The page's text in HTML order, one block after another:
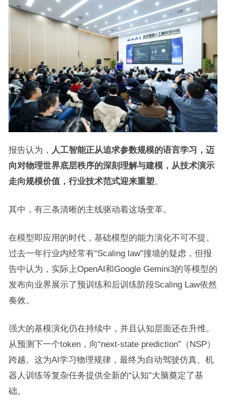
报告认为， 人工智能正从追求参数规模的语言学习，迈
向对物理世界底层秩序的深刻理解与建模，从技术演示
走向规模价值，行业技术范式迎来重塑。
其中，有三条清晰的主线驱动着这场变革。
在模型即应用的时代，基础模型的能力演化不可不提。
过去一年行业内经常有“Scaling law”撞墙的疑虑，但报
告中认为，实际上OpenAI和Google Gemini3的等模型的
发布向业界展示了预训练和后训练阶段Scaling Law依然
奏效。
强大的基模演化仍在持续中，并且认知层面还在升维。
从预测下一个token，向“next-state prediction”（NSP）
跨越。这为AI学习物理规律，最终为自动驾驶仿真、机
器人训练等复杂任务提供全新的“认知”大脑奠定了基
础。